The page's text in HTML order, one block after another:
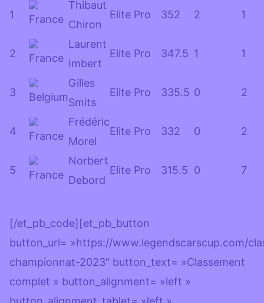
1
Thibaut
Chiron
Elite Pro 352 2 1
2
Laurent
Imbert
Elite Pro 347.5 1 1
3
Gilles
Smits
Elite Pro 335.5 0 2
4
Frédéric
Morel
Elite Pro 332 0 2
5
Norbert
Debord
Elite Pro 315.5 0 7
[/et_pb_code][et_pb_button
button_url= »https://www.legendscarscup.com/
championnat-2023″ button_text= »Classement
complet » button_alignment= »left »